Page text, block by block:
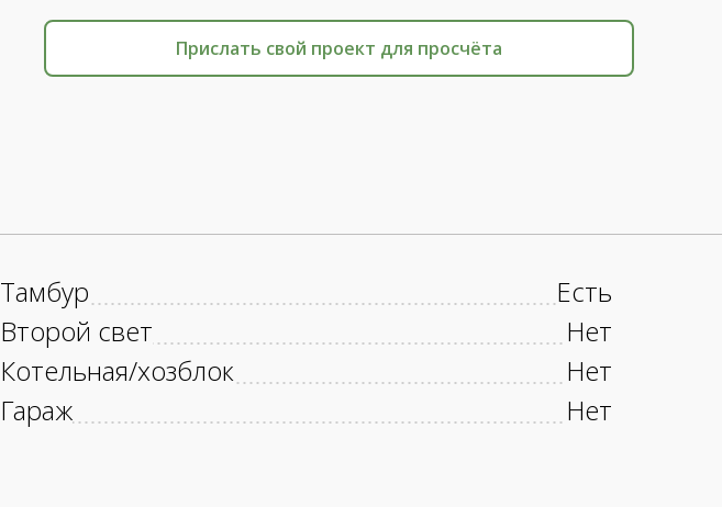
Прислать свой проект для просчёта
Тамбур
Есть
Второй свет
Нет
Котельная/хозблок
Нет
Гараж
Нет